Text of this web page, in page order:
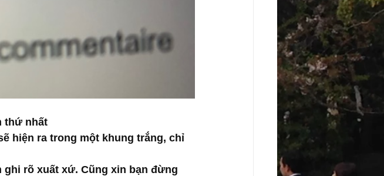
thứ nhất
hiện ra trong một khung trắng, chỉ
rõ xuất xứ. Cũng xin bạn đừng